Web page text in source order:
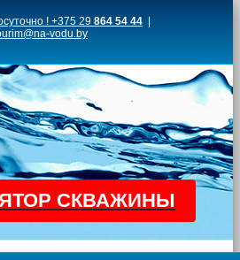
! +375 29 864 54 44
vodu.by
СКВАЖИНЫ